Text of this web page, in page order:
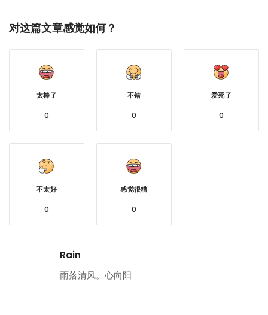
对这篇文章感觉如何？
太棒了
0
不错
0
爱死了
0
不太好
0
感觉很糟
0
Rain
雨落清风。心向阳